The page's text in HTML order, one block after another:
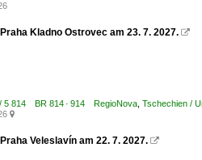
Kladno Ostrovec am 23. 7. 2027. 
5 814 BR 814 · 914 RegioNova Tschechien /

Veleslavín am 22. 7. 2027. 